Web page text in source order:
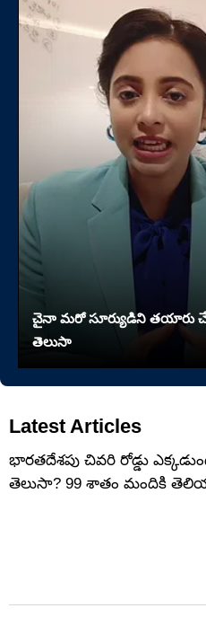
చైనా మరో సూర్యుడిని తయారు
తెలుసా
Latest Articles
భారతదేశపు చివరి రోడ్డు
తెలుసా? 99 శాతం మందికి